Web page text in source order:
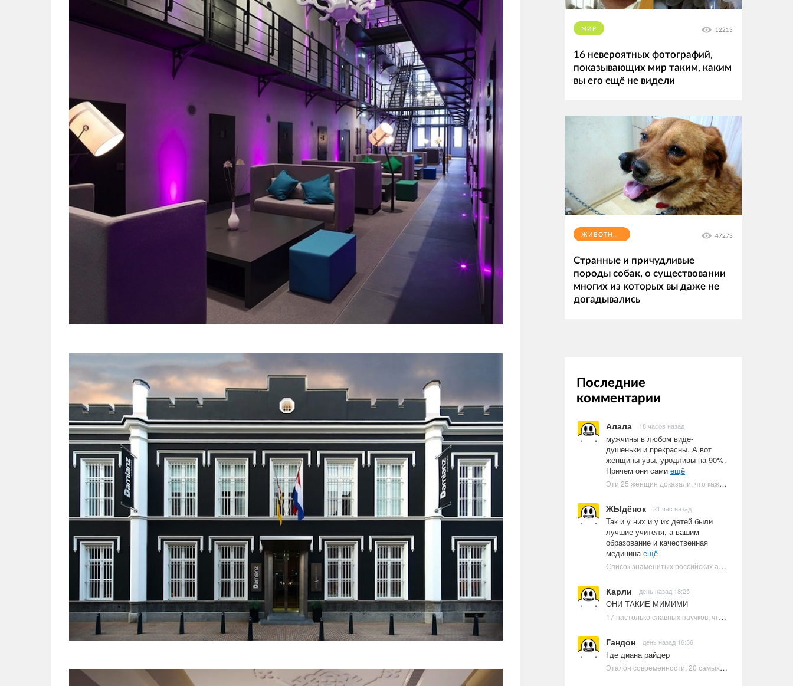
МИР 12213
16 невероятных фотографий,
показывающих мир таким, каким
вы его ещё не видели
ЖИВОТНЫЕ 47273
Странные и причудливые
породы собак, о существовании
многих из которых вы даже не
догадывались
Последние
комментарии
Алала 18 часов назад
мужчины в любом виде-
душеньки и прекрасны. А вот
женщины увы, уродливы на 90%.
Причем они сами ещё
Эти 25 женщин доказали, что каждое тело имеет право быть в бикини
ЖЫдёнок 21 час назад
Так и у них и у их детей были
лучшие учителя, а вашим
образование и качественная
медицинаещё
Список знаменитых российских артистов-евреев | Ультрамарин
Карли день назад 18:25
ОНИ ТАКИЕ МИМИМИ
17 настолько славных паучков, что даже у арахнофобов появится желание их погладить
Гандон день назад 16:36
Где диана райдер
Эталон современности: 20 самых красивых и привлекательных актрис Голливуда, по мнению Google | Ультрамарин